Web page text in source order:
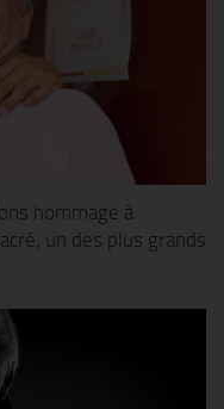
hommage à
un des plus grands